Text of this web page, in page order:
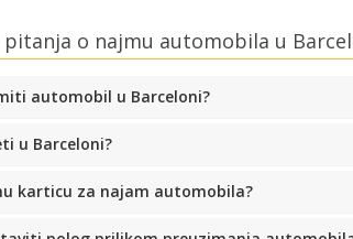
o najmu automobila u
automobil u Barceloni?
u Barceloni?
karticu za najam automobila?